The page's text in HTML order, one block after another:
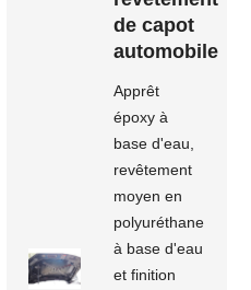
de capot
automobile
Apprêt
époxy à
base d'eau,
revêtement
moyen en
polyuréthane
à base d'eau
et finition